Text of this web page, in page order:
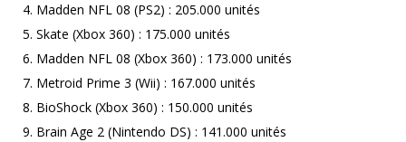
Madden NFL 08 (PS2) : 205.000 unités
Skate (Xbox 360) : 175.000 unités
Madden NFL 08 (Xbox 360) : 173.000 unités
Metroid Prime 3 (Wii) : 167.000 unités
BioShock (Xbox 360) : 150.000 unités
Brain Age 2 (Nintendo DS) : 141.000 unités